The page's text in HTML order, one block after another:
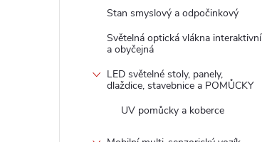
Stan smyslový a odpočinkový
Světelná optická vlákna interaktivní
a obyčejná
LED světelné stoly, panely,
dlaždice, stavebnice a POMŮCKY
UV pomůcky a koberce